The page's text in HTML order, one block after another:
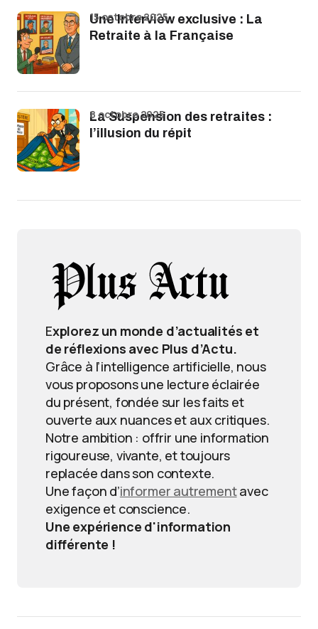
Une Interview exclusive : La
Retraite à la Française
15 octobre 2025
La Suspension des retraites :
l’illusion du répit
8 octobre 2025
Explorez un monde d’actualités et
de réflexions avec Plus d’Actu.
Grâce à l’intelligence artificielle, nous
vous proposons une lecture éclairée
du présent, fondée sur les faits et
ouverte aux nuances et aux critiques.
Notre ambition : offrir une information
rigoureuse, vivante, et toujours
replacée dans son contexte.
Une façon d’informer autrementavec
exigence et conscience.
Une expérience d'information
différente !